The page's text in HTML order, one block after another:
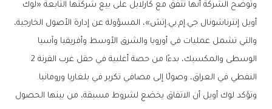
وتوضح الشركة أنها تتفق مع كارلايل على بيع شركتها التابعة «لوك
أويل إنترناشونال جي.إم.بي.إتش»، المسؤولة عن إدارة الأصول الخارجية،
والتي تشمل عمليات في أوروبا والشرق الأوسط وأفريقيا وآسيا
الوسطى والمكسيك، بدءًا من حصة أغلبية في حقل غرب القرنة 2
النفطي في العراق، وصولًا إلى مصافي تكرير في بلغاريا ورومانيا.
وتؤكد لوك أويل أن الاتفاق يخضع لشروط مسبقة، من بينها الحصول